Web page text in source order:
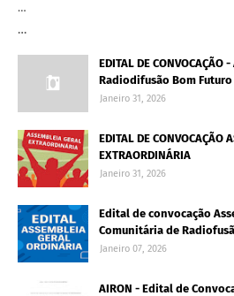
…
…
EDITAL DE
Radiodifusão Bom Futuro
Janeiro 31, 2026
EDITAL DE CONVOCAÇÃO
EXTRAORDINÁRIA
Janeiro 31, 2026
Edital de convocação
Comunitária de
Janeiro 07, 2026
AIRON - Edital de